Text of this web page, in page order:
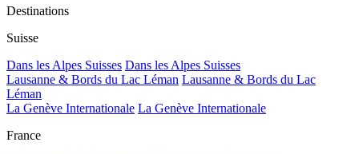
Destinations
Suisse
Dans les Alpes Suisses Dans les Alpes Suisses
Lausanne & Bords du Lac Léman Lausanne & Bords du Lac
Léman
La Genève Internationale La Genève Internationale
France